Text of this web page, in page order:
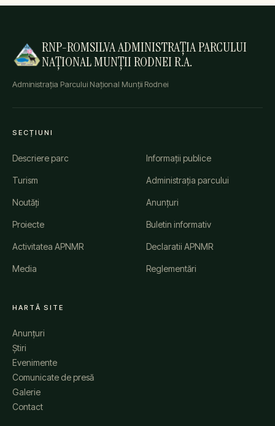
RNP-ROMSILVA ADMINISTRAȚIA PARCULUI
NAȚIONAL MUNȚII RODNEI R.A.
Administrația Parcului Național Munții Rodnei
SECȚIUNI
Descriere parc
Turism
Noutăți
Proiecte
Activitatea APNMR
Media
Informații publice
Administrația parcului
Anunțuri
Buletin informativ
Declaratii APNMR
Reglementări
HARTĂ SITE
Anunțuri
Știri
Evenimente
Comunicate de presă
Galerie
Contact